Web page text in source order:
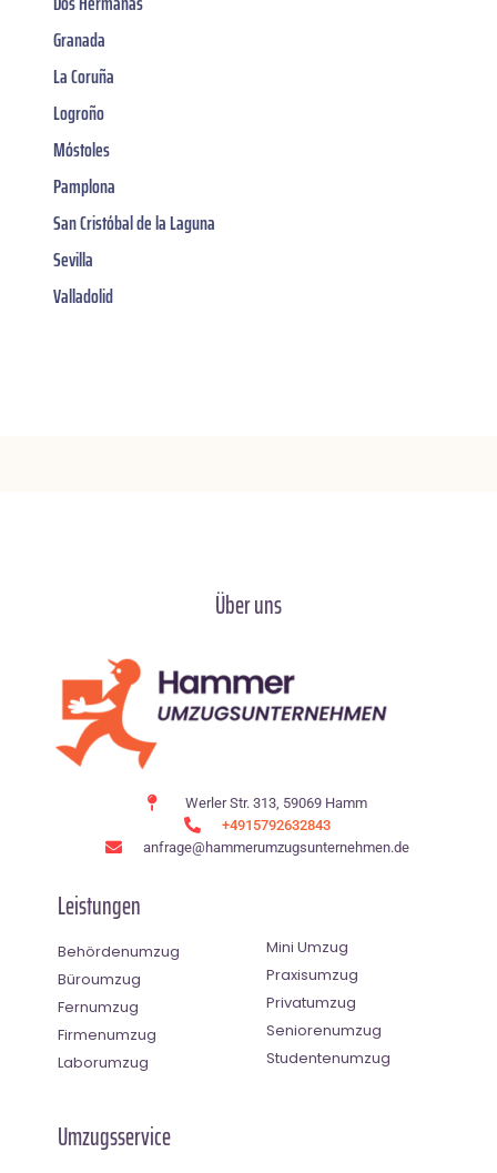
Granada
La Coruña
Logroño
Móstoles
Pamplona
San Cristóbal de la Laguna
Sevilla
Valladolid
Über uns
Werler Str. 313, 59069 Hamm
+4915792632843
anfrage@hammerumzugsunternehmen.de
Leistungen
Behördenumzug
Büroumzug
Fernumzug
Firmenumzug
Laborumzug
Mini Umzug
Praxisumzug
Privatumzug
Seniorenumzug
Studentenumzug
Umzugsservice